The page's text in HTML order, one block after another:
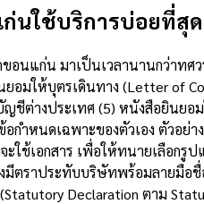
นใช้บริการบ่อยที่สุด
อนแก่น มาเป็นเวลานานกว่า
อมให้บุตรเดินทาง (Letter of
ชีต่างประเทศ (5) หนังสือยินย
กำหนดเฉพาะของตัวเอง ตัวอ
ะใช้เอกสาร เพื่อให้ทนายเลือ
มีตราประทับบริษัทพร้อมลายมือ
Declaration ตาม